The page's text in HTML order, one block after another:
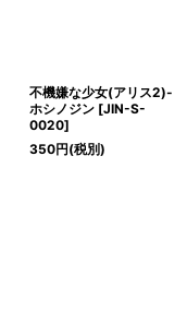
不機嫌な少女(アリス2)-
ホシノジン [JIN-S-
0020]
350円(税別)